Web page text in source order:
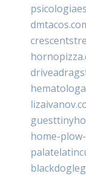
home-